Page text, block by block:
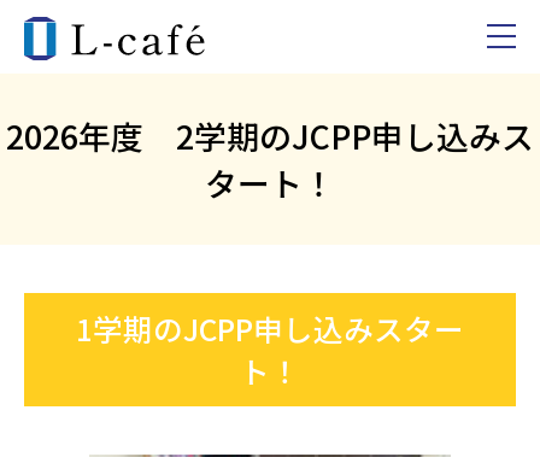
2026年度 2学期のJCPP申し込みス
タート！
1学期のJCPP申し込みスター
ト！